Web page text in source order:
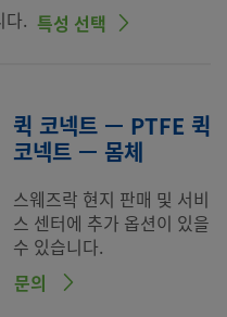
다. 특성 선택
퀵 코넥트 — PTFE 퀵
코넥트 — 몸체
스웨즈락 현지 판매 및 서비
스 센터에 추가 옵션이 있을
수 있습니다.
문의